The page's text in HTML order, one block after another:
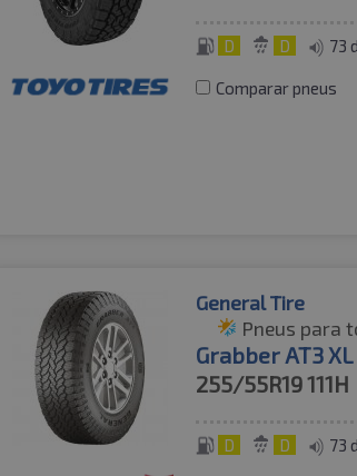
D D 73
Comparar pneus
General Tire
Pneus para
Grabber AT3
255/55R19111H
D D 73